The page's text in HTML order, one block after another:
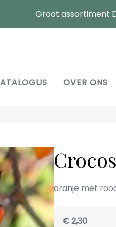
Groot assortiment
OVER ONS
oranje met
€ 2,30